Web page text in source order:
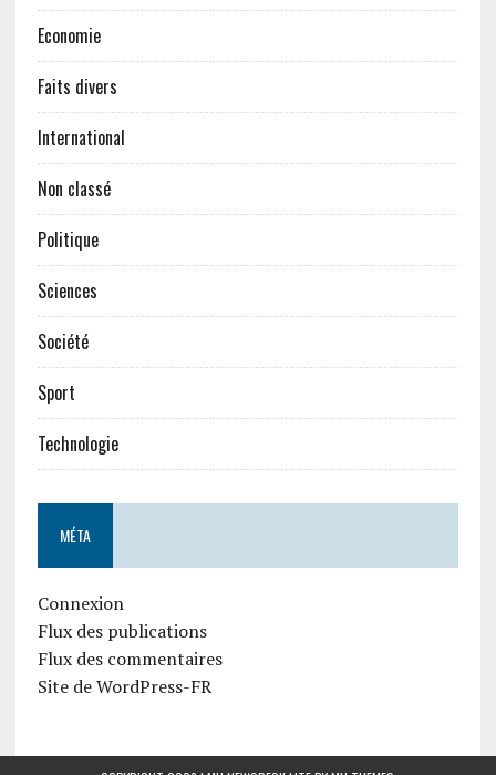
Economie
Faits divers
International
Non classé
Politique
Sciences
Société
Sport
Technologie
MÉTA
Connexion
Flux des publications
Flux des commentaires
Site de WordPress-FR